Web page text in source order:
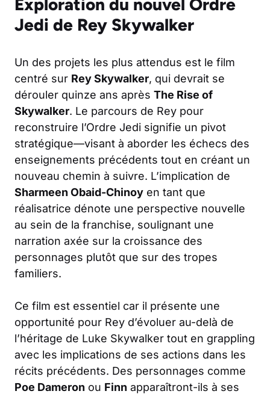
Jedi de Rey Skywalker
Un des projets les plus attendus est le film
centré sur Rey Skywalker, qui devrait se
dérouler quinze ans après The Rise of
Skywalker. Le parcours de Rey pour
reconstruire l’Ordre Jedi signifie un pivot
stratégique—visant à aborder les échecs des
enseignements précédents tout en créant un
nouveau chemin à suivre. L’implication de
Sharmeen Obaid-Chinoy en tant que
réalisatrice dénote une perspective nouvelle
au sein de la franchise, soulignant une
narration axée sur la croissance des
personnages plutôt que sur des tropes
familiers.
Ce film est essentiel car il présente une
opportunité pour Rey d’évoluer au-delà de
l’héritage de Luke Skywalker tout en grappling
avec les implications de ses actions dans les
récits précédents. Des personnages comme
Poe Dameron ou Finn apparaîtront-ils à ses